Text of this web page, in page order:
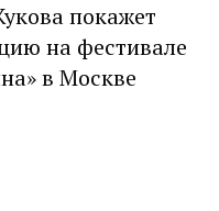
покажет
на фестивале
в Москве